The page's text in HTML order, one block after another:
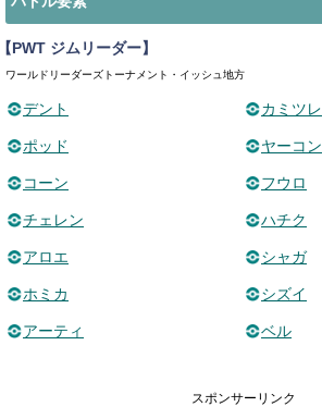
PWT ジムリーダー】
ワールドリーダーズトーナメント・イッシュ地方
デント
ポッド
コーン
チェレン
アロエ
ホミカ
アーティ
カミツレ
ヤーコン
フウロ
ハチク
シャガ
シズイ
ベル
スポンサーリンク